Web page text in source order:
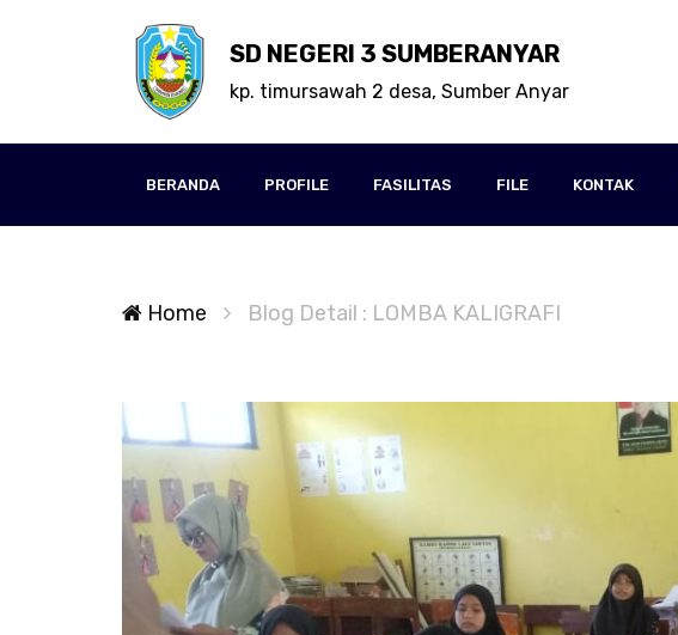
SD NEGERI 3 SUMBERANYAR
kp. timursawah 2 desa, Sumber Anyar
BERANDA PROFILE FASILITAS FILE KONTAK
Home Blog Detail : LOMBA KALIGRAFI